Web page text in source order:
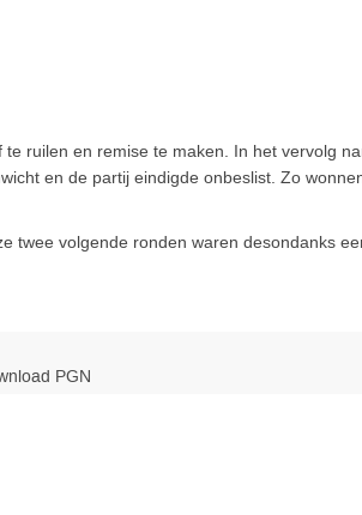
ruilen en remise te maken. In het vervolg
en de partij eindigde onbeslist. Zo
twee volgende ronden waren desondanks